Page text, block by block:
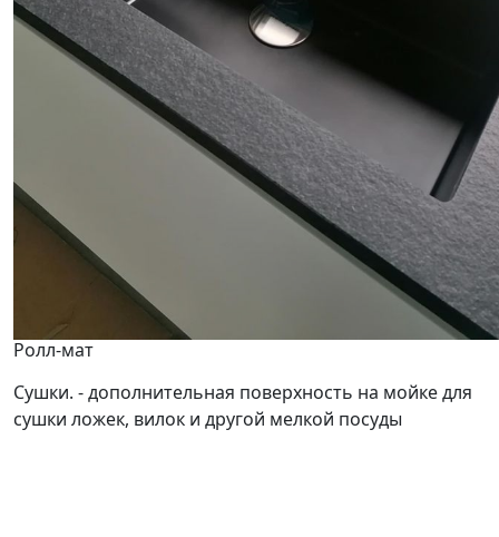
Ролл-мат
Сушки. - дополнительная поверхность на мойке для
сушки ложек, вилок и другой мелкой посуды